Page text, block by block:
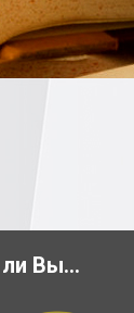
Вы...